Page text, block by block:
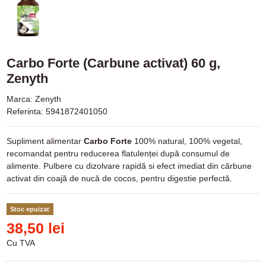
Carbo Forte (Carbune activat) 60 g,
Zenyth
Marca: Zenyth
Referinta: 5941872401050
Supliment alimentar Carbo Forte100% natural, 100% vegetal,
recomandat pentru reducerea flatulenței după consumul de
alimente. Pulbere cu dizolvare rapidă si efect imediat din cărbune
activat din coajă de nucă de cocos, pentru digestie perfectă.
Stoc epuizat
38,50 lei
Cu TVA